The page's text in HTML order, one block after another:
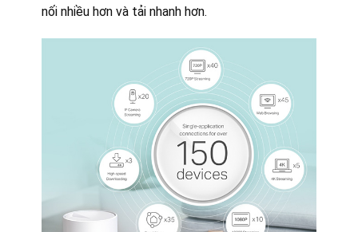
nối nhiều hơn và tải nhanh hơn.